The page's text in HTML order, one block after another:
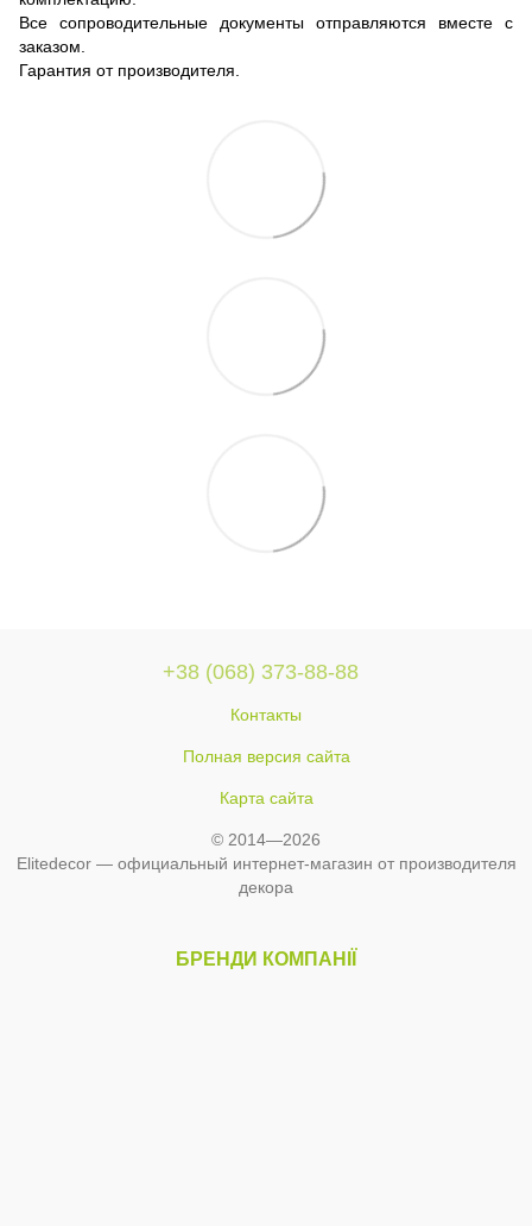
Все сопроводительные документы отправляются вместе с
заказом.
Гарантия от производителя.
+38 (068) 373-88-88
Контакты
Полная версия сайта
Карта сайта
© 2014—2026
Elitedecor — официальный интернет-магазин от производителя
декора
БРЕНДИ КОМПАНІЇ